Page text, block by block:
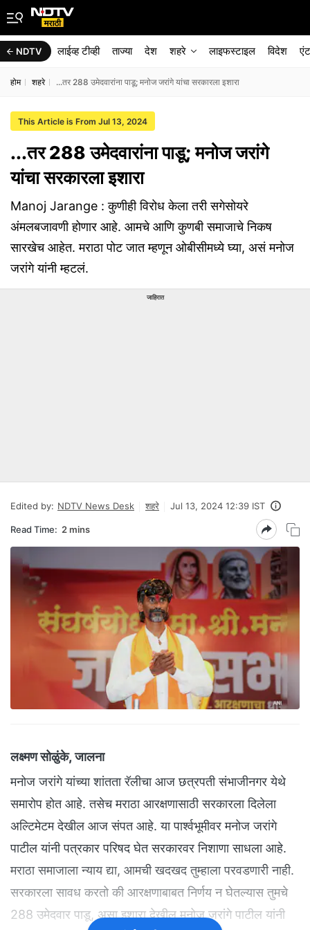
NDTV लाईव्ह टीव्ही ताज्या देश शहरे लाइफस्टाइल विदेश
होम शहरे ...तर 288 उमेदवारांना पाडू; मनोज जरांगे यांचा सरकारला इशारा
This Article is From Jul 13, 2024
...तर 288 उमेदवारांना पाडू; मनोज जरांगे
यांचा सरकारला इशारा
Manoj Jarange : कुणीही विरोध केला तरी सगेसोयरे
अंमलबजावणी होणार आहे. आमचे आणि कुणबी समाजाचे निकष
सारखेच आहेत. मराठा पोट जात म्हणून ओबीसीमध्ये घ्या, असं मनोज
जरांगे यांनी म्हटलं.
जाहिरात
Edited by: NDTV News Desk शहरे Jul 13, 2024 12:39 IST
Read Time: 2 mins
लक्ष्मण सोळुंके, जालना
मनोज जरांगे यांच्या शांतता रॅलीचा आज छत्रपती संभाजीनगर येथे
समारोप होत आहे. तसेच मराठा आरक्षणासाठी सरकारला दिलेला
अल्टिमेटम देखील आज संपत आहे. या पार्श्वभूमीवर मनोज जरांगे
पाटील यांनी पत्रकार परिषद घेत सरकारवर निशाणा साधला आहे.
मराठा समाजाला न्याय द्या, आमची खदखद तुम्हाला परवडणारी नाही.
सरकारला सावध करतो की आरक्षणाबाबत निर्णय न घेतल्यास तुमचे
288 उमेदवार पाडू, असा इशारा देखील मनोज जरांगे पाटील यांनी